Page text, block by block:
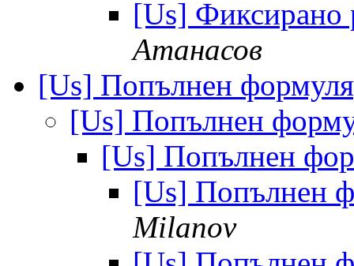
[Us] Фиксирано
Атанасов
[Us] Попълнен
[Us] Попълнен
[Us] Попълнен
[Us] Попълнен
Milanov